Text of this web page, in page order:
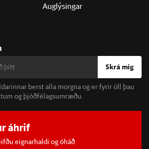
Auglýsingar
Skrá mig
berst alla morgna og er fyrir öll þau
og þjóðfélagsumræðu.
áhrif
eignarhaldi og óháð